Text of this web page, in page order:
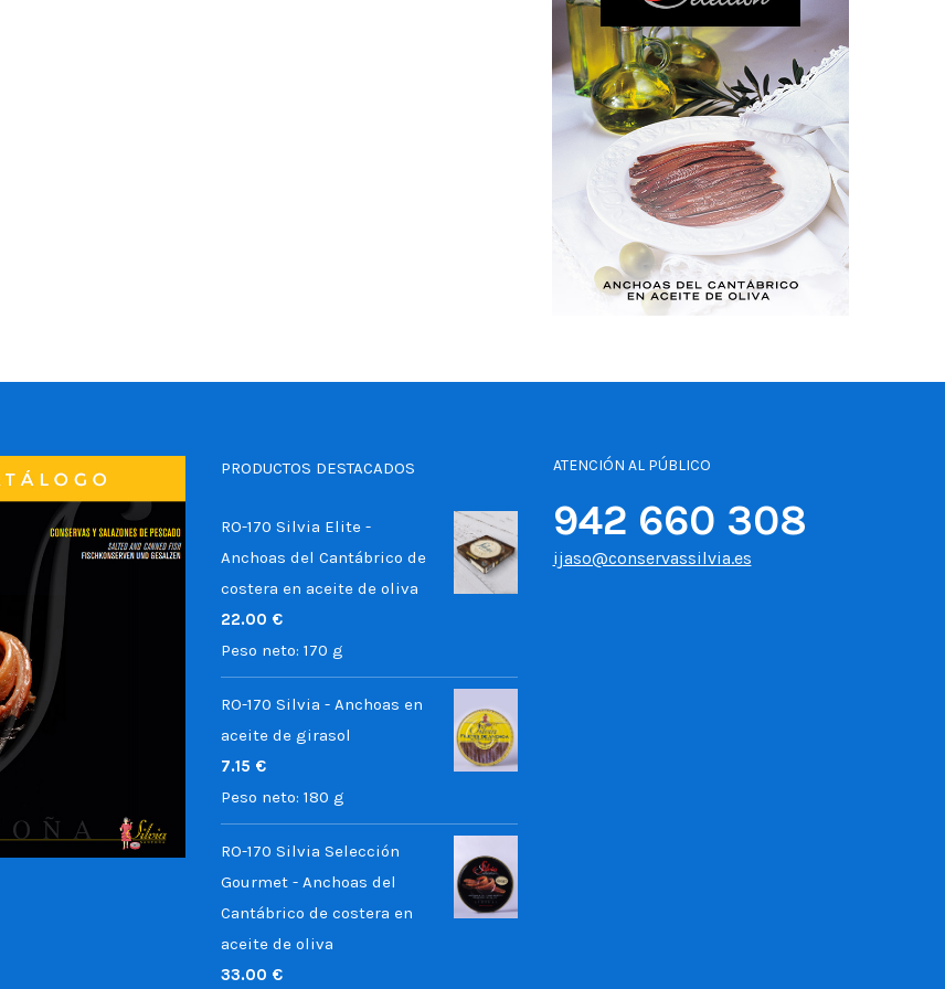
PRODUCTOS DESTACADOS
RO-170 Silvia Elite -
Anchoas del Cantábrico de
costera en aceite de oliva
22.00 €
Peso neto: 170 g
RO-170 Silvia - Anchoas en
aceite de girasol
7.15 €
Peso neto: 180 g
RO-170 Silvia Selección
Gourmet - Anchoas del
Cantábrico de costera en
aceite de oliva
33.00 €
ATENCIÓN AL PÚBLICO
942 660 308
ijaso@conservassilvia.es